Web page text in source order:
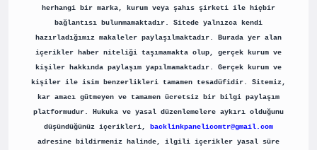
herhangi bir marka, kurum veya şahıs şirketi ile hiçbir
bağlantısı bulunmamaktadır. Sitede yalnızca kendi
hazırladığımız makaleler paylaşılmaktadır. Burada yer alan
içerikler haber niteliği taşımamakta olup, gerçek kurum ve
kişiler hakkında paylaşım yapılmamaktadır. Gerçek kurum ve
kişiler ile isim benzerlikleri tamamen tesadüfidir. Sitemiz,
kar amacı gütmeyen ve tamamen ücretsiz bir bilgi paylaşım
platformudur. Hukuka ve yasal düzenlemelere aykırı olduğunu
düşündüğünüz içerikleri,
backlinkpanelicomtr@gmail.com
adresine bildirmeniz halinde, ilgili içerikler yasal süre